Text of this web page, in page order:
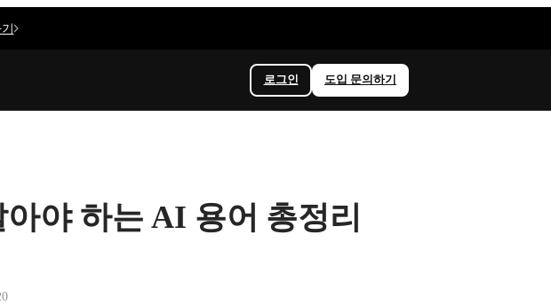
로그인 도입 문의하기
야 하는 AI 용어 총정리